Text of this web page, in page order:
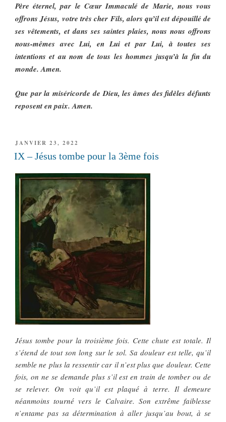
Père éternel, par le Cœur Immaculé de Marie, nous vous
offrons Jésus, votre très cher Fils, alors qu’il est dépouillé de
ses vêtements, et dans ses saintes plaies, nous nous offrons
nous-mêmes avec Lui, en Lui et par Lui, à toutes ses
intentions et au nom de tous les hommes jusqu’à la fin du
monde. Amen.
Que par la miséricorde de Dieu, les âmes des fidèles défunts
reposent en paix. Amen.
PUBLIÉ
LE
JANVIER 23, 2022
IX – Jésus tombe pour la 3ème fois
Jésus tombe pour la troisième fois. Cette chute est totale. Il
s’étend de tout son long sur le sol. Sa douleur est telle, qu’il
semble ne plus la ressentir car il n’est plus que douleur. Cette
fois, on ne se demande plus s’il est en train de tomber ou de
se relever. On voit qu’il est plaqué à terre. Il demeure
néanmoins tourné vers le Calvaire. Son extrême faiblesse
n’entame pas sa détermination à aller jusqu’au bout, à se